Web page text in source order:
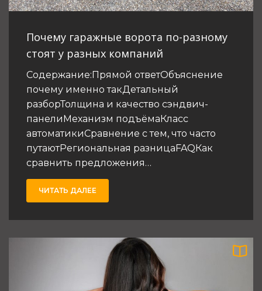
9
Реклама сезонних товарів і послуг: як
просувати сезонку та ефективно керувати
маркетингом попиту
10 Визначення цільової аудиторії як
ключовий етап ефективного
налаштування реклами
Почему гаражные ворота по-разному
стоят у разных компаний
Содержание:Прямой ответОбъяснение
почему именно такДетальный
разборТолщина и качество сэндвич-
панелиМеханизм подъёмаКласс
автоматикиСравнение с тем, что часто
путаютРегиональная разницаFAQКак
сравнить предложения…
ЧИТАТЬ ДАЛЕЕ